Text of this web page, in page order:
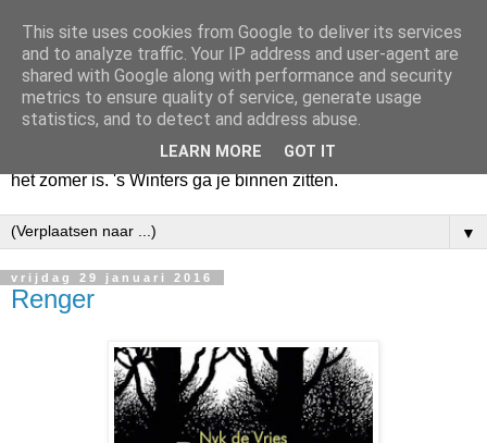
Huize Zeezicht
Als het lente is, lees ik een krant op een terras en drink een
latte uit een glas. Of om het even een boek met een
cappuccino of een dubbele espresso. Maar dat kan ook als
het zomer is. 's Winters ga je binnen zitten.
▼
vrijdag 29 januari 2016
Renger
This site uses cookies from Google to deliver its services
and to analyze traffic. Your IP address and user-agent are
shared with Google along with performance and security
metrics to ensure quality of service, generate usage
statistics, and to detect and address abuse.
LEARN MORE GOT IT